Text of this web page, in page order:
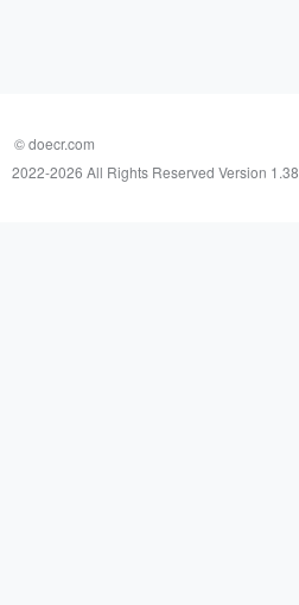
© doecr.com
2022-2026 All Rights Reserved Version 1.38